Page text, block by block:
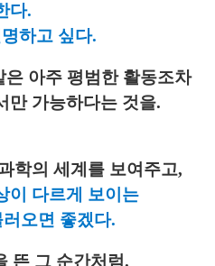
다.
하고 싶다.
아주 평범한 활동조차
만 가능하다는 것을.
학의 세계를 보여주고,
이 다르게 보이는
오면 좋겠다.
뜬 그 순간처럼.